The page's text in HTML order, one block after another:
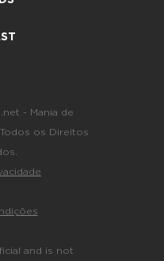
- Mania de
os Direitos
and is not